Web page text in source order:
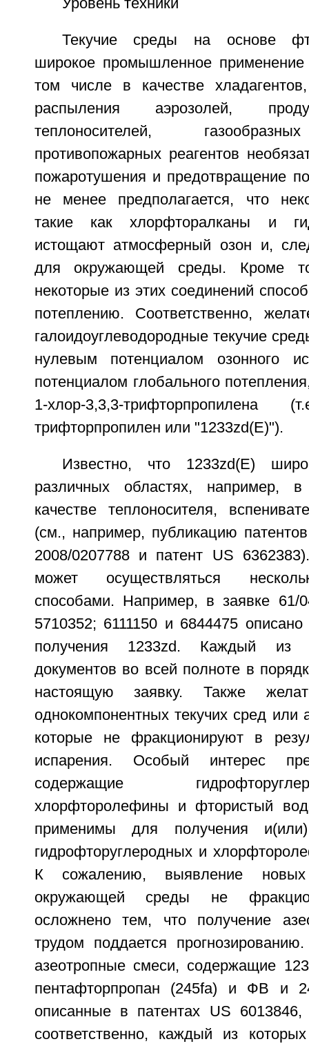
Уровень техники
Текучие среды на основе
широкое промышленное
том числе в качестве
распыления аэрозолей,
теплоносителей,
противопожарных реагентов
пожаротушения и предотвращение
не менее предполагается, что
такие как хлорфторалканы и
истощают атмосферный озон и,
для окружающей среды. Кроме
некоторые из этих соединений
потеплению. Соответственно,
галоидоуглеводородные текучие
нулевым потенциалом озонного
потенциалом глобального
1-хлор-3,3,3-трифторпропилена
трифторпропилен или "1233zd(E)").
Известно, что 1233zd(E)
различных областях, например,
качестве теплоносителя,
(см., например, публикацию
2008/0207788 и патент US
может осуществляться
способами. Например, в заявке 61/
5710352; 6111150 и 6844475 описано
получения 1233zd. Каждый из
документов во всей полноте в
настоящую заявку. Также
однокомпонентных текучих сред или
которые не фракционируют в
испарения. Особый интерес
содержащие
хлорфторолефины и фтористый
применимы для получения
гидрофторуглеродных и
К сожалению, выявление
окружающей среды не
осложнено тем, что получение
трудом поддается
азеотропные смеси, содержащие
пентафторпропан (245fa) и ФВ и
описанные в патентах US
соответственно, каждый из